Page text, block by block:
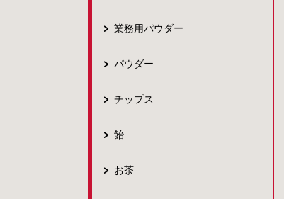
業務用パウダー
パウダー
チップス
飴
お茶